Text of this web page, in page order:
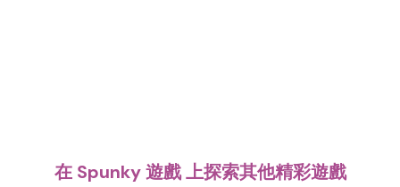
在 Spunky 遊戲 上探索其他精彩遊戲